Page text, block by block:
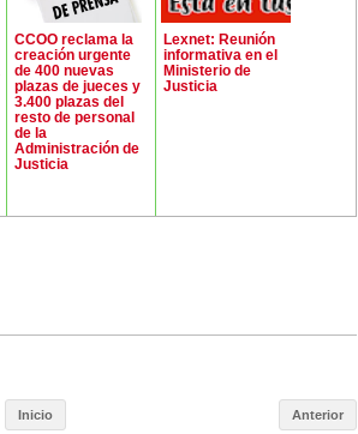
CCOO reclama la
creación urgente
de 400 nuevas
plazas de jueces y
3.400 plazas del
resto de personal
de la
Administración de
Justicia
Lexnet: Reunión
informativa en el
Ministerio de
Justicia
Anterior
Inicio